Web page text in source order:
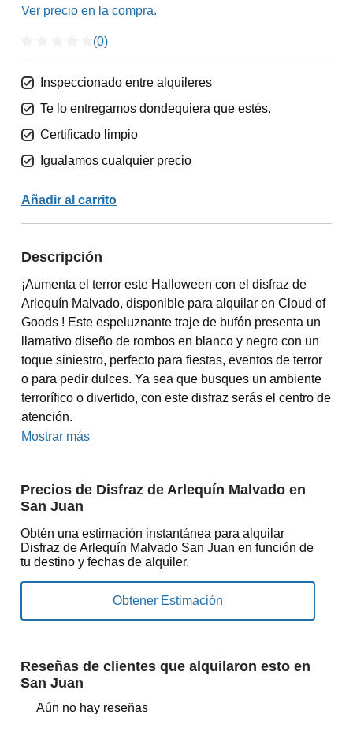
(0)
Inspeccionado entre alquileres
Te lo entregamos dondequiera que estés.
Certificado limpio
Igualamos cualquier precio
Añadir al carrito
Descripción
¡Aumenta el terror este Halloween con el disfraz de
Arlequín Malvado, disponible para alquilar en Cloud of
Goods ! Este espeluznante traje de bufón presenta un
llamativo diseño de rombos en blanco y negro con un
toque siniestro, perfecto para fiestas, eventos de terror
o para pedir dulces. Ya sea que busques un ambiente
terrorífico o divertido, con este disfraz serás el centro de
atención.
Mostrar más
Precios de Disfraz de Arlequín Malvado en
San Juan
Obtén una estimación instantánea para alquilar
Disfraz de Arlequín Malvado San Juan en función de
tu destino y fechas de alquiler.
Reseñas de clientes que alquilaron esto en
San Juan
Aún no hay reseñas